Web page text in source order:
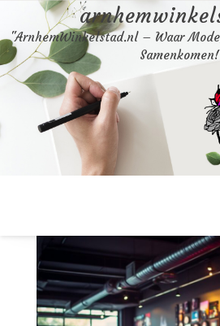
content
"ArnhemWinkelstad.nl – Waar